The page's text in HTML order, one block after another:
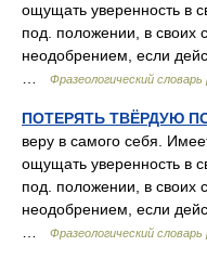
ощущать уверенность в
под. положении, в своих
неодобрением, если
Фразеологический словарь
ПОТЕРЯТЬ ТВЁРДУЮ
веру в самого себя.
ощущать уверенность в
под. положении, в своих
неодобрением, если
Фразеологический словарь